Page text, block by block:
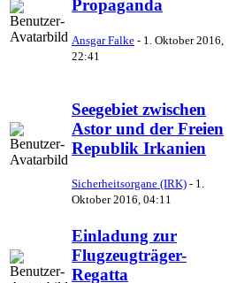
Propaganda
Ansgar Falke - 1. Oktober 2016,
22:41
Seegebiet zwischen
Astor und der Freien
Republik Irkanien
Sicherheitsorgane (IRK) - 1.
Oktober 2016, 04:11
Einladung zur
Flugzeugträger-
Regatta